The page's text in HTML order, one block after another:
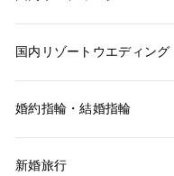
国内リゾートウエディング
婚約指輪・結婚指輪
新婚旅行